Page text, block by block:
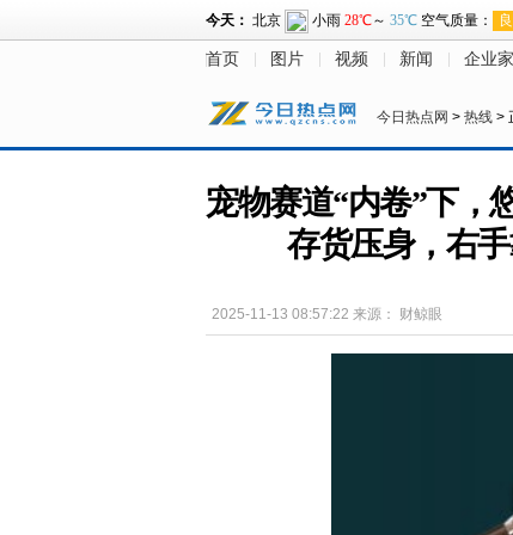
首页 图片 视频 新闻 企业家
今日热点网 > 热线 >
宠物赛道“内卷”下，
存货压身，右
2025-11-13 08:57:22 来源： 财鲸眼